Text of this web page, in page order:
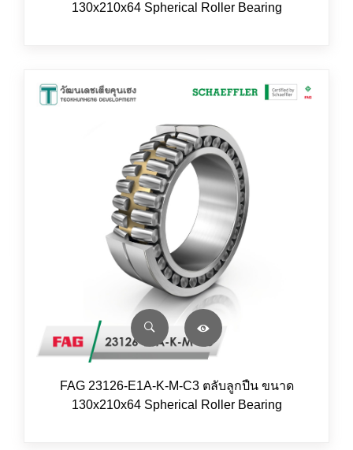
130x210x64 Spherical Roller Bearing
FAG 23126-E1A-K-M-C3 ตลับลูกปืน ขนาด
130x210x64 Spherical Roller Bearing